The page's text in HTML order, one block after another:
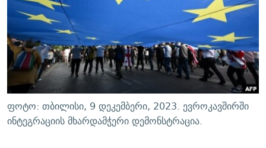
ᲛᲝᲚᲐᲞᲐᲠᲐᲙᲔ ᲢᲔᲥᲡᲢᲔᲑᲘ
ᲨᲘᲜ - ᲣᲪᲮᲝᲔᲗᲨᲘ
ᲚᲘᲢᲔᲠᲐᲢᲣᲠᲣᲚᲘ ᲬᲐᲮᲜᲐᲒᲔᲑᲘ
ᲐᲛᲔᲠᲘᲙᲣᲚᲘ ᲛᲝᲗᲮᲠᲝᲑᲐ
ᲘᲛᲞᲔᲠᲘᲐ ᲓᲐ ᲠᲐᲓᲘᲝ
ᲩᲔᲛᲘ ᲡᲘᲙᲕᲓᲘᲚᲘᲡ ᲛᲘᲖᲔᲖᲘᲐ COVID-19
11 ᲬᲔᲚᲘ - 11 ᲐᲛᲑᲐᲕᲘ
ᲡᲐᲞᲐᲠᲚᲐᲛᲔᲜᲢᲝ ᲐᲠᲩᲔᲕᲜᲔᲑᲘᲡ ᲘᲡᲢᲝᲠᲘᲐ
ᲑᲐᲕᲨᲕᲔᲑᲘ ᲞᲠᲝᲡᲢᲘᲢᲣᲪᲘᲐᲨᲘ - ᲐᲛᲝᲣᲗᲥᲛᲔᲚᲘ ᲐᲛᲑᲐᲕᲘ
5 ᲐᲛᲑᲐᲕᲘ - 20 ᲘᲕᲜᲘᲡᲡ ᲓᲐᲨᲐᲕᲔᲑᲣᲚᲔᲑᲘ
ᲐᲒᲕᲘᲡᲢᲝᲡ ᲝᲛᲘ
ᲒᲐᲛᲝᲘᲬᲔᲠᲔ
რთე/რთ-ის ყველა საიტი
ფოტო: თბილისი, 9 დეკემბერი, 2023. ევროკავშირში
ინტეგრაციის მხარდამჭერი დემონსტრაცია.